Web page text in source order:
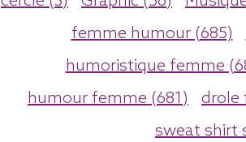
femme humour (685)
humoristique femme
humour femme (681)
drole
sweat shirt